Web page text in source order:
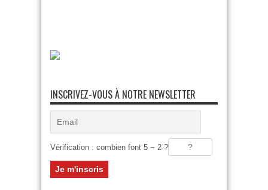
INSCRIVEZ-VOUS À NOTRE NEWSLETTER
Vérification : combien font 5 − 2 ?